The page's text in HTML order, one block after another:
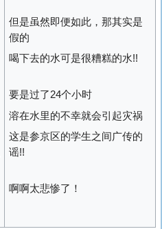
但是虽然即便如此，那其实是
假的
喝下去的水可是很糟糕的水!!
要是过了24个小时
溶在水里的不幸就会引起灾祸
这是参京区的学生之间广传的
谣!!
啊啊太悲惨了！